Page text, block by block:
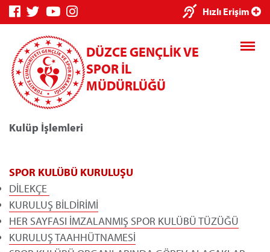
Hızlı Erişim
DÜZCE GENÇLİK VE
SPOR İL
MÜDÜRLÜĞÜ
Kulüp İşlemleri
SPOR KULÜBÜ KURULUŞU
DİLEKÇE
KURULUŞ BİLDİRİMİ
HER SAYFASI İMZALANMIŞ SPOR KULÜBÜ TÜZÜĞÜ
KURULUŞ TAAHHÜTNAMESİ
Kredi/Yurt E-Ödeme